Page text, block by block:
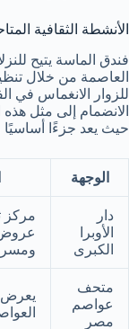
الأنشطة الثقافية
فندق الماسة يتيح
العاصمة من خلال
للزوار الانغماس في
الانضمام إلى مثل
حيث يعد جزءًا أساسيًا
الوجهة
دار
الأوبرا
الكبرى
مركز
متحف
عواصم
مصر
يعرض